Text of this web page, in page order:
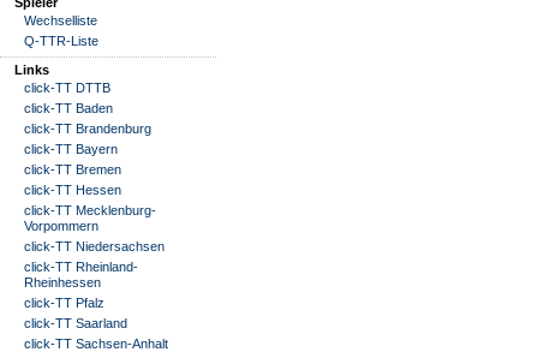
Wechselliste
Q-TTR-Liste
Links
click-TT DTTB
click-TT Baden
click-TT Brandenburg
click-TT Bayern
click-TT Bremen
click-TT Hessen
click-TT Mecklenburg-
Vorpommern
click-TT Niedersachsen
click-TT Rheinland-
Rheinhessen
click-TT Pfalz
click-TT Saarland
click-TT Sachsen-Anhalt